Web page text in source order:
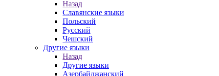
Назад
Славянские языки
Польский
Русский
Чешский
Другие языки
Назад
Другие языки
Азербайджанский